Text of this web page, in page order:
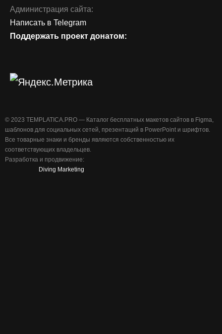
Администрация сайта:
Написать в Telegram
Поддержать проект донатом:
©️ 2023 TEMPLATICA.PRO — Каталог бесплатных макетов сайтов в Figma,
шаблонов для социальных сетей, презентаций в PowerPoint и шрифтов.
Все товарные знаки и бренды являются собственностью их
соответствующих владельцев.
Разработка и продвижение:
Diving Marketing